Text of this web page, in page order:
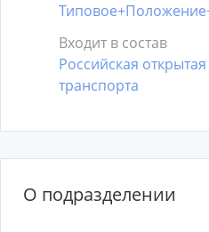
Входит в состав
Российская
транспорта
О подразделении